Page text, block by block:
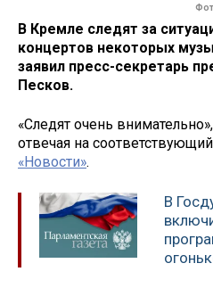
В Кремле следят за
концертов некоторых
заявил пресс-секретарь
Песков.
«Следят очень
отвечая на
«Новости».
В